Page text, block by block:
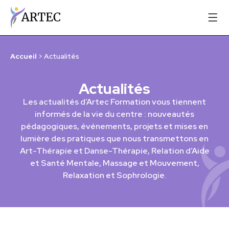
Accueil > Actualités
Actualités
Les actualités d’Artec Formation vous tiennent
informés de la vie du centre : nouveautés
pédagogiques, événements, projets et mises en
lumière des pratiques que nous transmettons en
Art-Thérapie et Danse-Thérapie, Relation d’Aide
et Santé Mentale, Massage et Mouvement,
Relaxation et Sophrologie.